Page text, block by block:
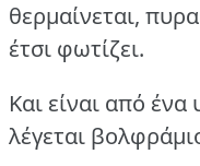
θερμαίνεται,
έτσι φωτίζει.
Και είναι από
λέγεται